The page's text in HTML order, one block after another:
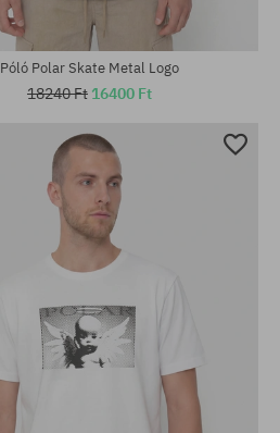
Póló Polar Skate Metal Logo
18240 Ft 16400 Ft